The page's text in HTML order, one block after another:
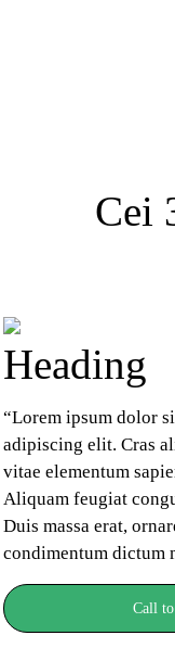
Cei
Heading
“Lorem ipsum dolor
adipiscing elit. Cras
vitae elementum
Aliquam feugiat
Duis massa erat,
condimentum dictum
Call